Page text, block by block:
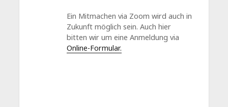
Ein Mitmachen via Zoom wird auch in
Zukunft möglich sein. Auch hier
bitten wir um eine Anmeldung via
Online-Formular.